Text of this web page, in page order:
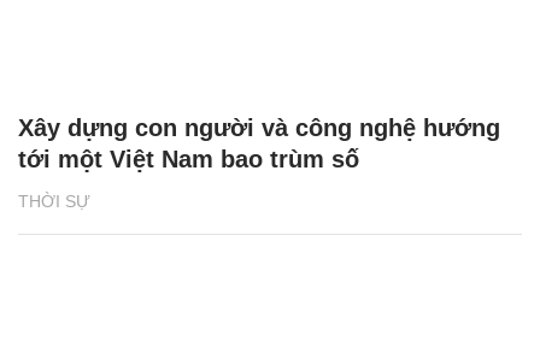
THỜI SỰ
Xây dựng con người và công nghệ hướng
tới một Việt Nam bao trùm số